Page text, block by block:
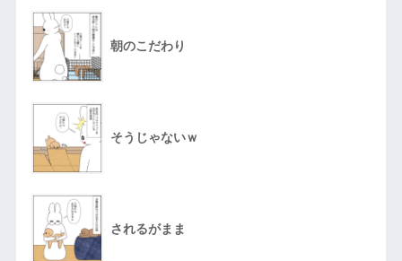
朝のこだわり
そうじゃないｗ
されるがまま